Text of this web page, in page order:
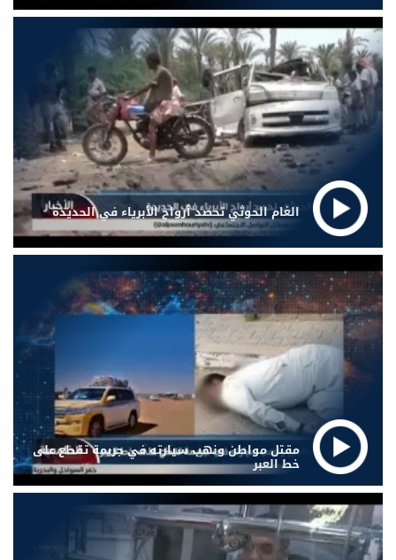
الغام الحوثي تحصد أرواح الأبرياء في الحديدة
مقتل مواطن ونهب سيارته في جريمة تقطع على
خط العبر